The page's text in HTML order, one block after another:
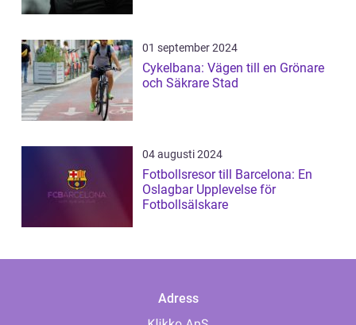
01 september 2024
Cykelbana: Vägen till en Grönare
och Säkrare Stad
04 augusti 2024
Fotbollsresor till Barcelona: En
Oslagbar Upplevelse för
Fotbollsälskare
Adress